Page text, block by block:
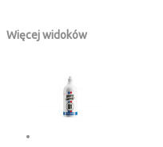
Więcej widoków